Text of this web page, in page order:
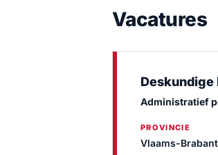
Vacatures
Deskundige
Administratief
PROVINCIE
Vlaams-Brabant